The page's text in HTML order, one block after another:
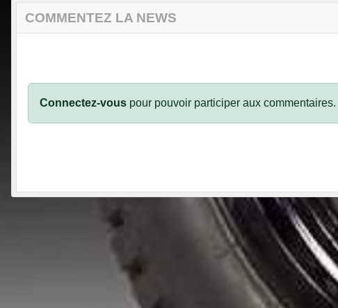
COMMENTEZ LA NEWS
Connectez-vous pour pouvoir participer aux commentaires.